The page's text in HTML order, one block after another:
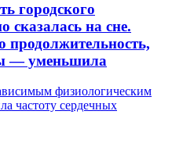
городского
сказалась на сне.
продолжительность,
— уменьшила
физиологическим
частоту сердечных